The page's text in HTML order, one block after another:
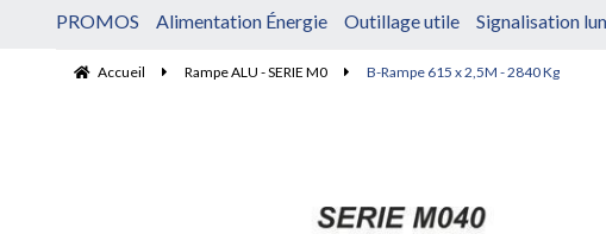
PROMOS Alimentation Énergie Outillage utile Signalisation
Accueil Rampe ALU - SERIE M0 B-Rampe 615 x 2,5M - 2840 Kg